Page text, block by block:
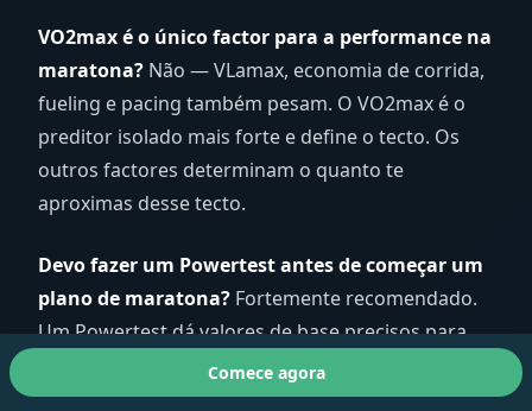
VO2max é o único factor para a performance na
maratona? Não — VLamax, economia de corrida,
fueling e pacing também pesam. O VO2max é o
preditor isolado mais forte e define o tecto. Os
outros factores determinam o quanto te
aproximas desse tecto.
Devo fazer um Powertest antes de começar um
plano de maratona? Fortemente recomendado.
Um Powertest dá valores de base precisos para
VO2max e VLamax, o que permite à AI definir as
tuas zonas de treino com precisão desde o
Comece agora